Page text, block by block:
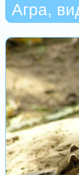
Агра,